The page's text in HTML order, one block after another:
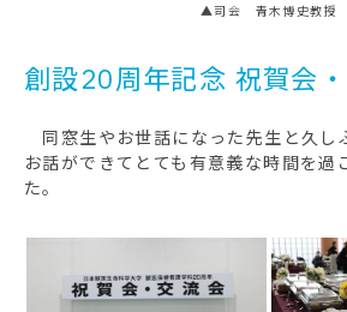
▲司会 青木博史教授
創設20周年記念 祝賀会
同窓生やお世話になった先生と久し
お話ができてとても有意義な時間を過
た。